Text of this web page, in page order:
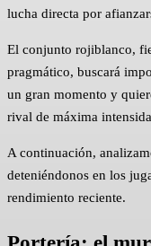
lucha directa por
El conjunto rojiblanco,
pragmático, buscará
un gran momento y
rival de máxima
A continuación,
deteniéndonos en los
rendimiento reciente.